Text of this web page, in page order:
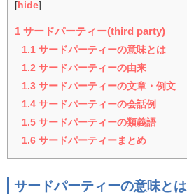
[ hide]
1 サードパーティー(third party)
1.1 サードパーティーの意味とは
1.2 サードパーティーの由来
1.3 サードパーティーの文章・例文
1.4 サードパーティーの会話例
1.5 サードパーティーの類義語
1.6 サードパーティーまとめ
サードパーティーの意味とは